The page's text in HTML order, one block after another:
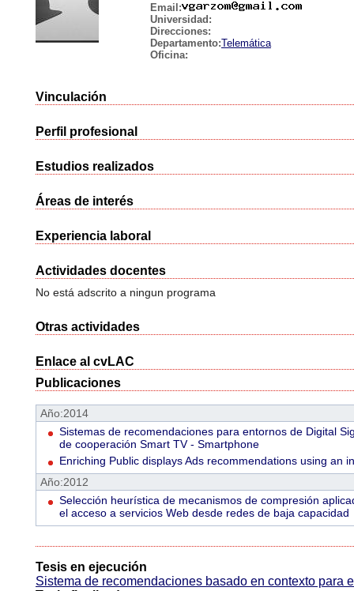
Email:
Universidad:
Direcciones:
Departamento:Telemática
Oficina:
Vinculación
Perfil profesional
Estudios realizados
Áreas de interés
Experiencia laboral
Actividades docentes
No está adscrito a ningun programa
Otras actividades
Enlace al cvLAC
Publicaciones
Año:2014
Sistemas de recomendaciones para entornos de Digital
de cooperación Smart TV - Smartphone
Enriching Public displays Ads recommendations using an
Año:2012
Selección heurística de mecanismos de compresión
el acceso a servicios Web desde redes de baja capacidad
Tesis en ejecución
Sistema de recomendaciones basado en contexto para